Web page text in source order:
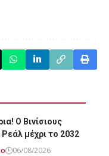
Ο Βινίσιους
μέχρι το 2032
06/08/2026